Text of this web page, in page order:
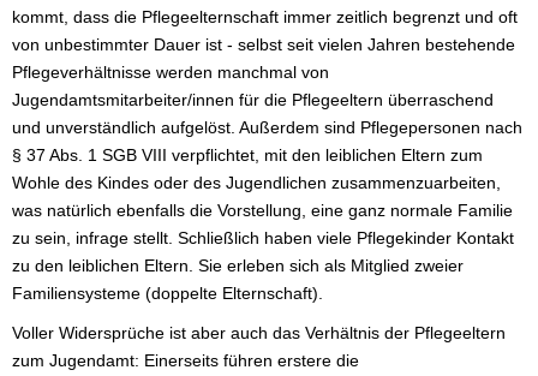
kommt, dass die Pflegeelternschaft immer zeitlich begrenzt und oft
von unbestimmter Dauer ist - selbst seit vielen Jahren bestehende
Pflegeverhältnisse werden manchmal von
Jugendamtsmitarbeiter/innen für die Pflegeeltern überraschend
und unverständlich aufgelöst. Außerdem sind Pflegepersonen nach
§ 37 Abs. 1 SGB VIII verpflichtet, mit den leiblichen Eltern zum
Wohle des Kindes oder des Jugendlichen zusammenzuarbeiten,
was natürlich ebenfalls die Vorstellung, eine ganz normale Familie
zu sein, infrage stellt. Schließlich haben viele Pflegekinder Kontakt
zu den leiblichen Eltern. Sie erleben sich als Mitglied zweier
Familiensysteme (doppelte Elternschaft).
Voller Widersprüche ist aber auch das Verhältnis der Pflegeeltern
zum Jugendamt: Einerseits führen erstere die